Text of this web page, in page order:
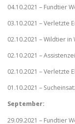
04.10.2021 – Fundtier
03.10.2021 – Verletzte
02.10.2021 – Wildtier
02.10.2021 –
02.10.2021 – Verletzte
01.10.2021 –
September:
29.09.2021 – Fundtier